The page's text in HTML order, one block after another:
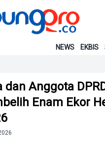
NEWS EKBIS
dan Anggota
Enam Ekor